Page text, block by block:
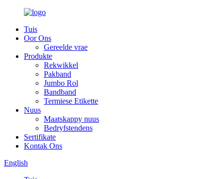
Tuis
Oor Ons
Gereelde vrae
Produkte
Rekwikkel
Pakband
Jumbo Rol
Bandband
Termiese Etikette
Nuus
Maatskappy nuus
Bedryfstendens
Sertifikate
Kontak Ons
English